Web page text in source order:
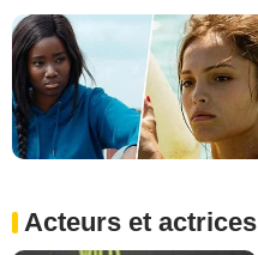
Acteurs et actrices